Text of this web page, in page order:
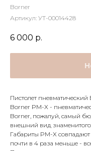
Borner
Артикул: УТ-00014428
6 000 р.
Пистолет пневматический
Borner PM-X -
Borner, пожалуй, самый
внешний вид знаменитого
Габариты PM-X
почти в 4 раза меньше -